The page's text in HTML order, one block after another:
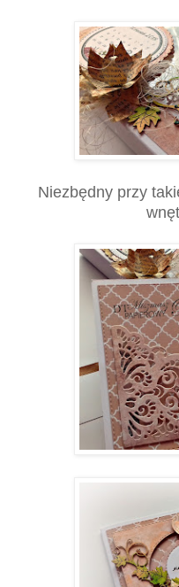
Niezbędny przy